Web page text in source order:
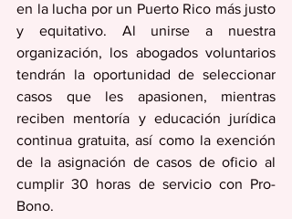
en la lucha por un Puerto Rico más justo
y equitativo. Al unirse a nuestra
organización, los abogados voluntarios
tendrán la oportunidad de seleccionar
casos que les apasionen, mientras
reciben mentoría y educación jurídica
continua gratuita, así como la exención
de la asignación de casos de oficio al
cumplir 30 horas de servicio con Pro-
Bono.